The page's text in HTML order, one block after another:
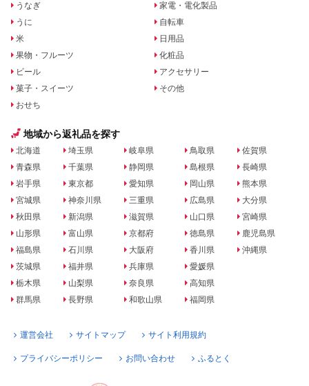
うなぎ
うに
米
果物・フルーツ
ビール
菓子・スイーツ
おせち
家電・電化製品
自転車
日用品
化粧品
アクセサリー
その他
地域から返礼品を探す
北海道
青森県
岩手県
宮城県
秋田県
山形県
福島県
茨城県
栃木県
群馬県
埼玉県
千葉県
東京都
神奈川県
新潟県
富山県
石川県
福井県
山梨県
長野県
岐阜県
静岡県
愛知県
三重県
滋賀県
京都府
大阪府
兵庫県
奈良県
和歌山県
鳥取県
島根県
岡山県
広島県
山口県
徳島県
香川県
愛媛県
高知県
福岡県
佐賀県
長崎県
熊本県
大分県
宮崎県
鹿児島県
沖縄県
運営会社 サイトマップ サイト利用規約
プライバシーポリシー お問い合わせ ふるとく